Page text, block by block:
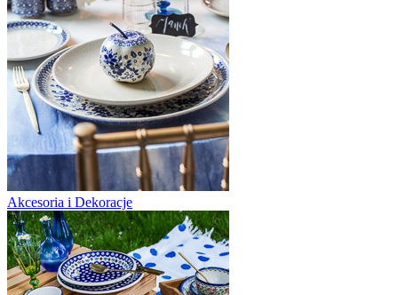
Akcesoria i Dekoracje